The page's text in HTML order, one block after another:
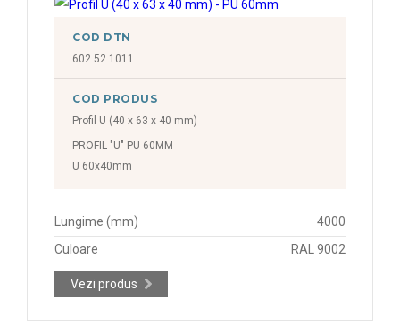
COD DTN
602.52.1011
COD PRODUS
Profil U (40 x 63 x 40 mm)
PROFIL "U" PU 60MM
U 60x40mm
Lungime (mm)
4000
Culoare
RAL 9002
Vezi produs